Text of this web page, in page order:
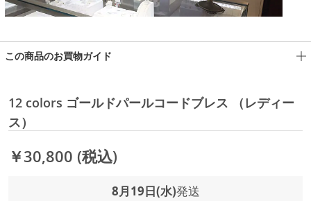
この商品のお買物ガイド
12 colors ゴールドパールコードブレス （レディー
ス）
￥30,800 (税込)
8月19日(水)発送